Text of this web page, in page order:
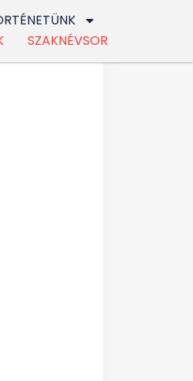
SZAKNÉVSOR